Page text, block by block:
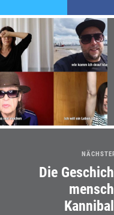
Die